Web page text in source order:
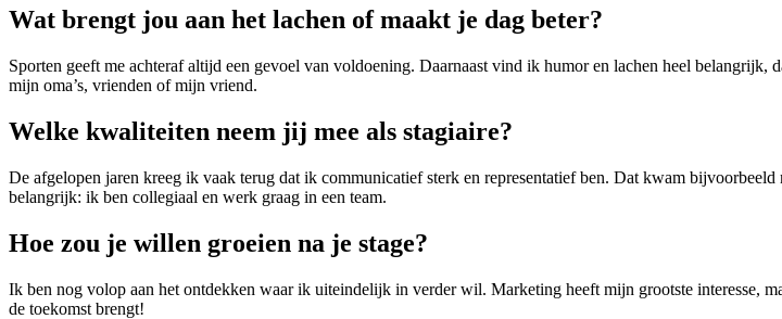
Wat brengt jou aan het lachen of maakt je dag beter?
Sporten geeft me achteraf altijd een gevoel van voldoening. Daarnaast vind ik humor en lachen heel
mijn oma’s, vrienden of mijn vriend.
Welke kwaliteiten neem jij mee als stagiaire?
De afgelopen jaren kreeg ik vaak terug dat ik communicatief sterk en representatief ben. Dat kwam
belangrijk: ik ben collegiaal en werk graag in een team.
Hoe zou je willen groeien na je stage?
Ik ben nog volop aan het ontdekken waar ik uiteindelijk in verder wil. Marketing heeft mijn grootste interesse,
de toekomst brengt!